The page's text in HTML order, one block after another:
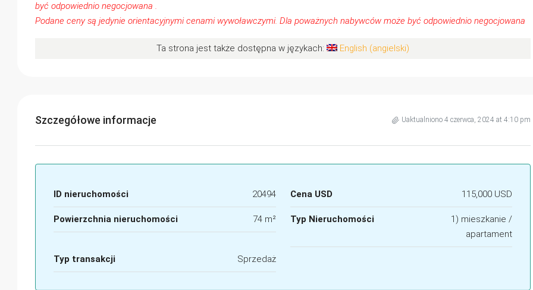
być odpowiednio negocjowana .
Podane ceny są jedynie orientacyjnymi cenami wywoławczymi. Dla poważnych nabywców może być odpowiednio negocjowana
Ta strona jest także dostępna w językach: English (angielski)
Szczegółowe informacje Uaktualniono 4 czerwca, 2024 at 4:10 pm
ID nieruchomości 20494 Cena USD 115,000 USD
Powierzchnia nieruchomości 74 m² Typ Nieruchomości
1) mieszkanie /
apartament
Typ transakcji Sprzedaż